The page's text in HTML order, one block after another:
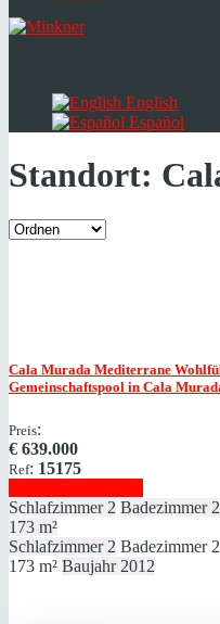
English
Español
Standort:
Cala Murada Mediterrane
Gemeinschaftspool in Cala
Preis:
€ 639.000
Ref: 15175
Schlafzimmer 2 Badezimmer 2
173 m²
Schlafzimmer 2 Badezimmer 2
173 m² Baujahr 2012